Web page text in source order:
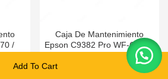
Add To Cart
/
Caja De Mantenimiento
Epson C9382 Pro WF-C5810
/ C5890 / C5310 / C5390